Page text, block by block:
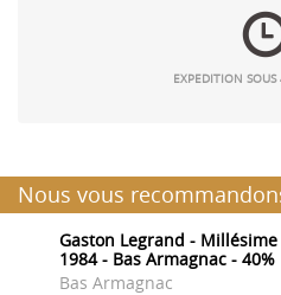
EXPEDITION SOUS
Nous vous
Gaston Legrand - Millésime
1984 - Bas Armagnac - 40%
Bas Armagnac